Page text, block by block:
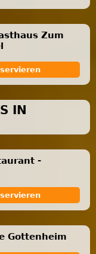
Zum
IN
-
Gottenheim